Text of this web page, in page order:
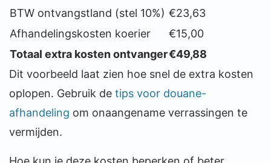
BTW ontvangstland (stel 10%) €23,63
Afhandelingskosten koerier
€15,00
Totaal extra kosten ontvanger€49,88
Dit voorbeeld laat zien hoe snel de extra kosten
oplopen. Gebruik de tips voor douane-
afhandeling om onaangename verrassingen te
vermijden.